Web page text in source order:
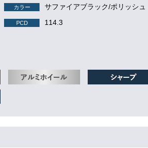
カラー サファイアブラック/ポリッシュ
PCD 114.3